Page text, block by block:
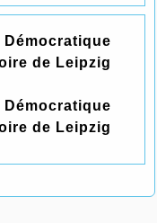
de Leipzig
de Leipzig